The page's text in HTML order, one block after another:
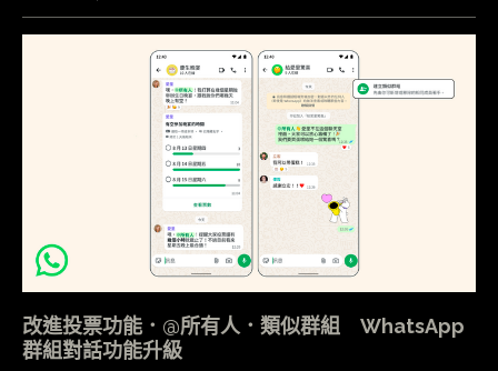
改進投票功能．@所有人．類似群組 WhatsApp
群組對話功能升級